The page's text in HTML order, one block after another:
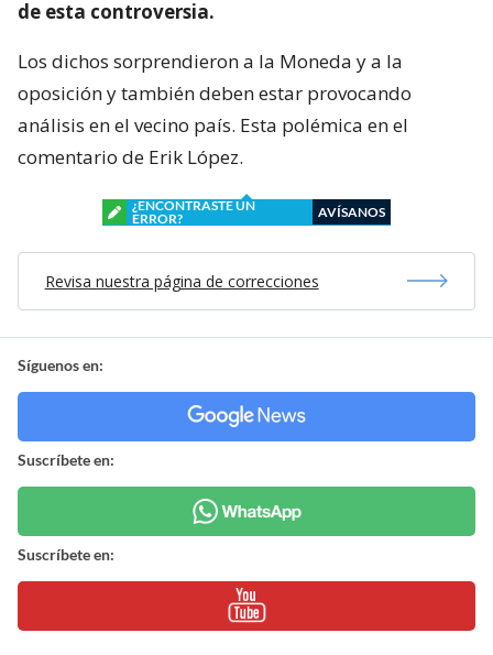
de esta controversia.
Los dichos sorprendieron a la Moneda y a la
oposición y también deben estar provocando
análisis en el vecino país. Esta polémica en el
comentario de Erik López.
¿ENCONTRASTE UN
ERROR?
AVÍSANOS
Revisa nuestra página de correcciones
Síguenos en:
Suscríbete en:
Suscríbete en: